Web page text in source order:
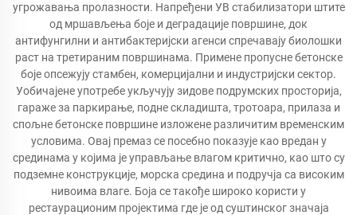
угрожавања пролазности. Напређени УВ стабилизатори штите
од мршављења боје и деградације површине, док
антифунгилни и антибактеријски агенси спречавају биолошки
раст на третираним површинама. Примене пропусне бетонске
боје опсежују стамбен, комерцијални и индустријски сектор.
Уобичајене употребе укључују зидове подрумских просторија,
гараже за паркирање, подне складишта, тротоара, прилаза и
спољне бетонске површине изложене различитим временским
условима. Овај премаз се посебно показује као вредан у
срединама у којима је управљање влагом критично, као што су
подземне конструкције, морска средина и подручја са високим
нивоима влаге. Боја се такође широко користи у
рестаурационим пројектима где је од суштинског значаја